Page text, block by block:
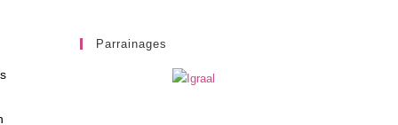
Parrainages